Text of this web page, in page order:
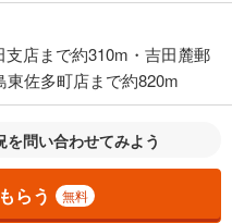
店まで約310m・吉田麓郵
佐多町店まで約820m
問い合わせてみよう
らう 無料